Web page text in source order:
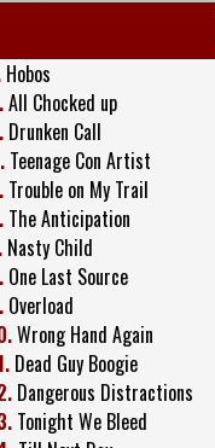
Hobos
All Chocked up
Drunken Call
Teenage Con Artist
Trouble on My Trail
The Anticipation
Nasty Child
One Last Source
Overload
Wrong Hand Again
Dead Guy Boogie
Dangerous Distractions
Tonight We Bleed